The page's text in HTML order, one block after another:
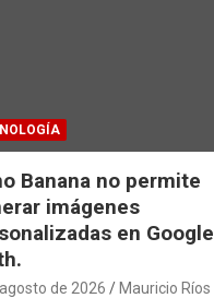
Banana no permite
imágenes
en Google
de 2026 Mauricio Ríos